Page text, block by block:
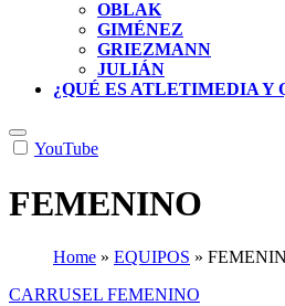
OBLAK
GIMÉNEZ
GRIEZMANN
JULIÁN
¿QUÉ ES ATLETIMEDIA Y
YouTube
FEMENINO
Home » EQUIPOS »
CARRUSEL FEMENINO